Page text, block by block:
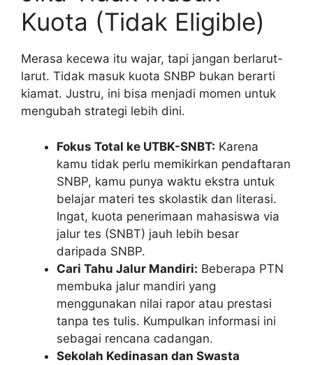
Kuota (Tidak Eligible)
Merasa kecewa itu wajar, tapi jangan berlarut-
larut. Tidak masuk kuota SNBP bukan berarti
kiamat. Justru, ini bisa menjadi momen untuk
mengubah strategi lebih dini.
Fokus Total ke UTBK-SNBT: Karena
kamu tidak perlu memikirkan pendaftaran
SNBP, kamu punya waktu ekstra untuk
belajar materi tes skolastik dan literasi.
Ingat, kuota penerimaan mahasiswa via
jalur tes (SNBT) jauh lebih besar
daripada SNBP.
Cari Tahu Jalur Mandiri: Beberapa PTN
membuka jalur mandiri yang
menggunakan nilai rapor atau prestasi
tanpa tes tulis. Kumpulkan informasi ini
sebagai rencana cadangan.
Sekolah Kedinasan dan Swasta